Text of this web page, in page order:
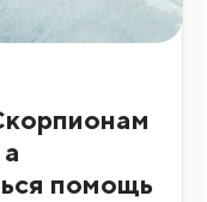
помощь